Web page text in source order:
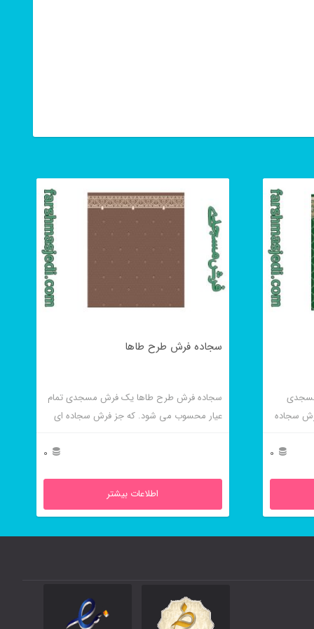
سجاده
0
سجاده فرش طرح طاها
سجاده فرش طرح طاها یک فرش مسجدی تمام
عیار محسوب می شود. که جز فرش سجاده ای
0
اطلاعات بیشتر